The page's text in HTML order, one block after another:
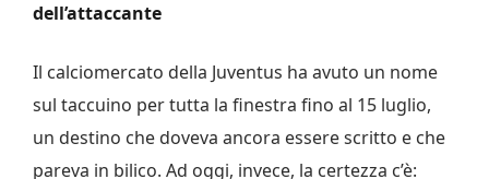
dell’attaccante
Il calciomercato della Juventus ha avuto un nome
sul taccuino per tutta la finestra fino al 15 luglio,
un destino che doveva ancora essere scritto e che
pareva in bilico. Ad oggi, invece, la certezza c’è: